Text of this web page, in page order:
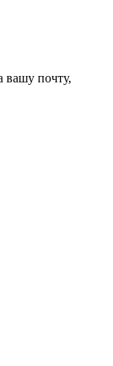
вашу почту,